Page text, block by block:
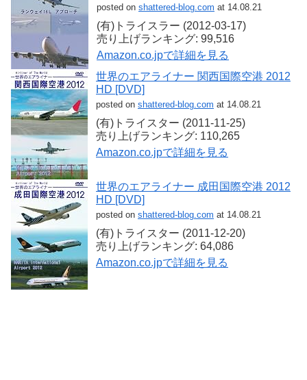
posted on shattered-blog.com at 14.08.21
(有)トライスラー (2012-03-17)
売り上げランキング: 99,516
Amazon.co.jpで詳細を見る
世界のエアライナー 関西国際空港 2012
HD [DVD]
posted on shattered-blog.com at 14.08.21
(有)トライスター (2011-11-25)
売り上げランキング: 110,265
Amazon.co.jpで詳細を見る
世界のエアライナー 成田国際空港 2012
HD [DVD]
posted on shattered-blog.com at 14.08.21
(有)トライスター (2011-12-20)
売り上げランキング: 64,086
Amazon.co.jpで詳細を見る